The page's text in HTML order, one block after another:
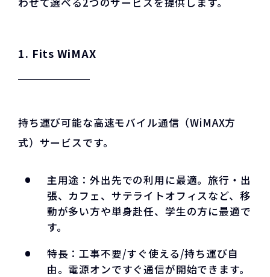
1. Fits WiMAX
持ち運び可能な高速モバイル通信（WiMAX方
式）サービスです。
主用途：外出先での利用に最適。旅行・出
張、カフェ、サテライトオフィスなど、移
動が多い方や単身赴任、学生の方に最適で
す。
特長：工事不要/すぐ使える/持ち運び自
由。電源オンですぐ通信が開始できます。